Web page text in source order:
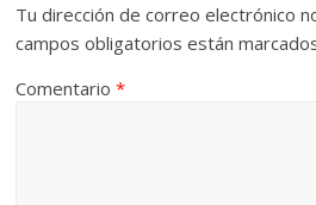
Tu dirección de correo electrónico
campos obligatorios están
Comentario*